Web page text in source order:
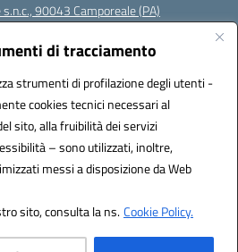
di tracciamento
strumenti di profilazione degli utenti -
cookies tecnici necessari al
sito, alla fruibilità dei servizi
– sono utilizzati, inoltre,
messi a disposizione da Web
sito, consulta la ns.Cookie Policy.
90043 Camporeale (PA)
UFHJ80
by 3D Solution S.r.l.
by Designers Italia